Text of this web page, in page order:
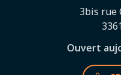
3bis rue
Ouvert